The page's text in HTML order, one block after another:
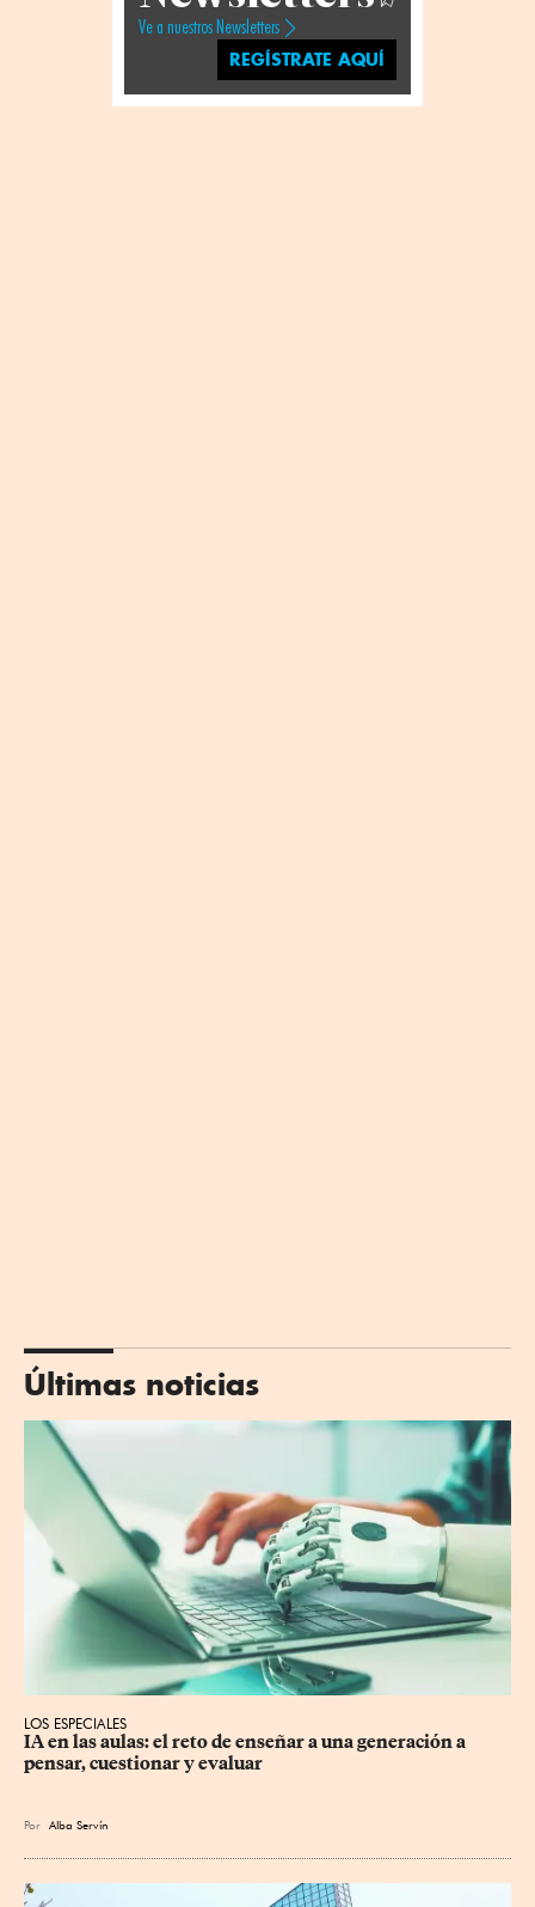
Ve a nuestros Newsletters
REGÍSTRATE AQUÍ
Últimas noticias
LOS ESPECIALES
IA en las aulas: el reto de enseñar a una generación a
pensar, cuestionar y evaluar
Por Alba Servín